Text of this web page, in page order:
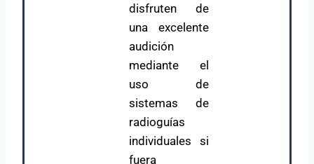
disfruten de
una excelente
audición
mediante el
uso de
sistemas de
radioguías
individuales si
fuera